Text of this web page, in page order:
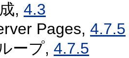
, 4.3
Pages, 4.7.5
ープ, 4.7.5